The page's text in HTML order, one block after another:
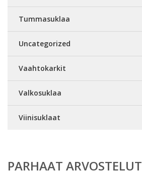
Tummasuklaa
Uncategorized
Vaahtokarkit
Valkosuklaa
Viinisuklaat
PARHAAT ARVOSTELUT